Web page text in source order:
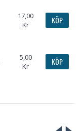
17,00
Kr
KÖP
5,00
Kr
KÖP